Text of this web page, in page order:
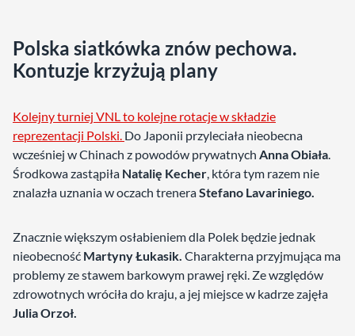
Polska siatkówka znów pechowa.
Kontuzje krzyżują plany
Kolejny turniej VNL to kolejne rotacje w składzie
reprezentacji Polski. Do Japonii przyleciała nieobecna
wcześniej w Chinach z powodów prywatnych Anna Obiała.
Środkowa zastąpiła Natalię Kecher, która tym razem nie
znalazła uznania w oczach treneraStefano Lavariniego.
Znacznie większym osłabieniem dla Polek będzie jednak
nieobecność Martyny Łukasik. Charakterna przyjmująca ma
problemy ze stawem barkowym prawej ręki. Ze względów
zdrowotnych wróciła do kraju, a jej miejsce w kadrze zajęła
Julia Orzoł.